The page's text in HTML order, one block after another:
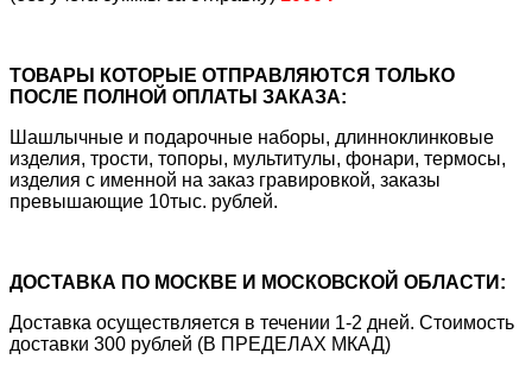
ТОВАРЫ КОТОРЫЕ ОТПРАВЛЯЮТСЯ ТОЛЬКО
ПОСЛЕ ПОЛНОЙ ОПЛАТЫ ЗАКАЗА:
Шашлычные и подарочные наборы, длинноклинковые
изделия, трости, топоры, мультитулы, фонари, термосы,
изделия с именной на заказ гравировкой, заказы
превышающие 10тыс. рублей.
ДОСТАВКА ПО МОСКВЕ И МОСКОВСКОЙ ОБЛАСТИ:
Доставка осуществляется в течении 1-2 дней. Стоимость
доставки 300 рублей (В ПРЕДЕЛАХ МКАД)